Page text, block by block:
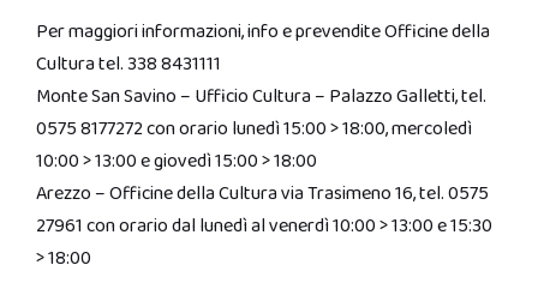
Per maggiori informazioni, info e prevendite Officine della
Cultura tel. 338 8431111
Monte San Savino – Ufficio Cultura – Palazzo Galletti, tel.
0575 8177272 con orario lunedì 15:00 > 18:00, mercoledì
10:00 > 13:00 e giovedì 15:00 > 18:00
Arezzo – Officine della Cultura via Trasimeno 16, tel. 0575
27961 con orario dal lunedì al venerdì 10:00 > 13:00 e 15:30
> 18:00